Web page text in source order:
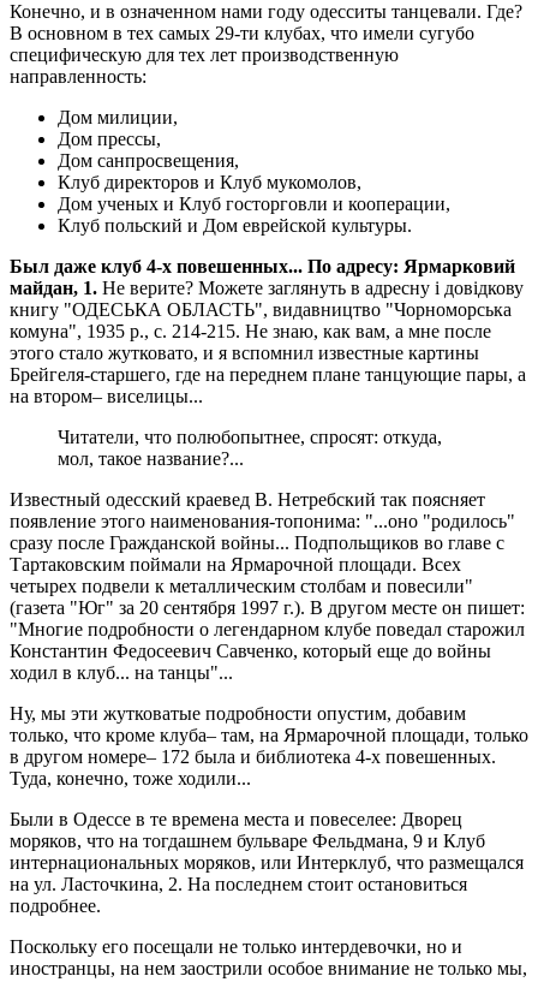
Конечно, и в означенном нами году одесситы танцевали. Где?
В основном в тех самых 29-ти клубах, что имели сугубо
специфическую для тех лет производственную
направленность:
Дом милиции,
Дом прессы,
Дом санпросвещения,
Клуб директоров и Клуб мукомолов,
Дом ученых и Клуб госторговли и кооперации,
Клуб польский и Дом еврейской культуры.
Был даже клуб 4-х повешенных... По адресу: Ярмарковий
майдан, 1. Не верите? Можете заглянуть в адресну i довiдкову
книгу "ОДЕСЬКА ОБЛАСТЬ", видавництво "Чорноморська
комуна", 1935 р., с. 214-215. Не знаю, как вам, а мне после
этого стало жутковато, и я вспомнил известные картины
Брейгеля-старшего, где на переднем плане танцующие пары, а
на втором– виселицы...
Читатели, что полюбопытнее, спросят: откуда,
мол, такое название?...
Известный одесский краевед В. Нетребский так поясняет
появление этого наименования-топонима: "...оно "родилось"
сразу после Гражданской войны... Подпольщиков во главе с
Тартаковским поймали на Ярмарочной площади. Всех
четырех подвели к металлическим столбам и повесили"
(газета "Юг" за 20 сентября 1997 г.). В другом месте он пишет:
"Многие подробности о легендарном клубе поведал старожил
Константин Федосеевич Савченко, который еще до войны
ходил в клуб... на танцы"...
Ну, мы эти жутковатые подробности опустим, добавим
только, что кроме клуба– там, на Ярмарочной площади, только
в другом номере– 172 была и библиотека 4-х повешенных.
Туда, конечно, тоже ходили...
Были в Одессе в те времена места и повеселее: Дворец
моряков, что на тогдашнем бульваре Фельдмана, 9 и Клуб
интернациональных моряков, или Интерклуб, что размещался
на ул. Ласточкина, 2. На последнем стоит остановиться
подробнее.
Поскольку его посещали не только интердевочки, но и
иностранцы, на нем заострили особое внимание не только мы,